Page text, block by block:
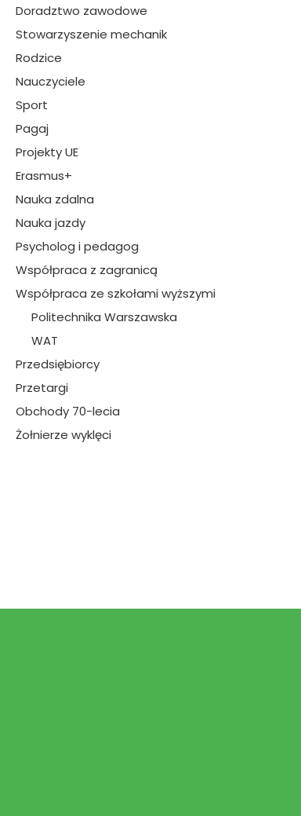
Doradztwo zawodowe
Stowarzyszenie mechanik
Rodzice
Nauczyciele
Sport
Pagaj
Projekty UE
Erasmus+
Nauka zdalna
Nauka jazdy
Psycholog i pedagog
Współpraca z zagranicą
Współpraca ze szkołami wyższymi
Politechnika Warszawska
WAT
Przedsiębiorcy
Przetargi
Obchody 70-lecia
Żołnierze wyklęci